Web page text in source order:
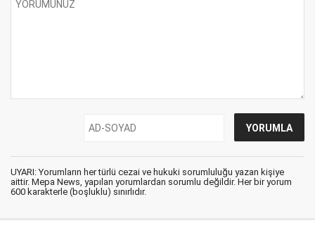
UYARI: Yorumların her türlü cezai ve hukuki sorumluluğu yazan kişiye
aittir. Mepa News, yapılan yorumlardan sorumlu değildir. Her bir yorum
600 karakterle (boşluklu) sınırlıdır.